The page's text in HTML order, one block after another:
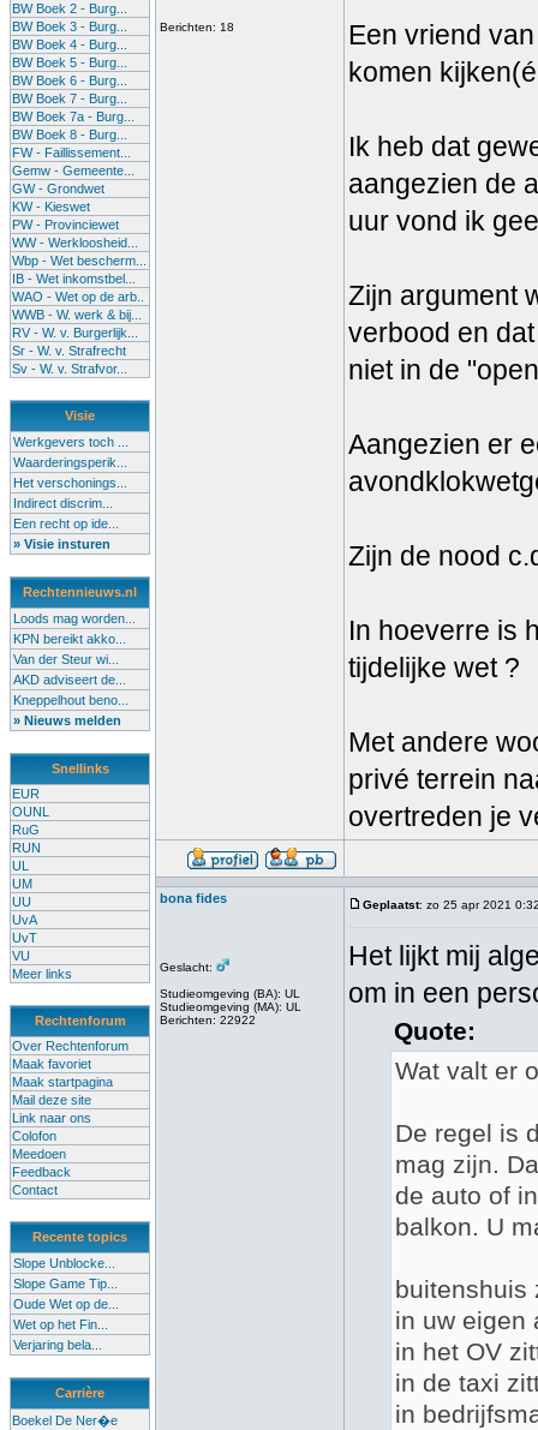
BW Boek 2 - Burg...
BW Boek 3 - Burg...
BW Boek 4 - Burg...
BW Boek 5 - Burg...
BW Boek 6 - Burg...
BW Boek 7 - Burg...
BW Boek 7a - Burg...
BW Boek 8 - Burg...
FW - Faillissement...
Gemw - Gemeente...
GW - Grondwet
KW - Kieswet
PW - Provinciewet
WW - Werkloosheid...
Wbp - Wet bescherm...
IB - Wet inkomstbel...
WAO - Wet op de arb..
WWB - W. werk & bij...
RV - W. v. Burgerlijk...
Sr - W. v. Strafrecht
Sv - W. v. Strafvor...
Visie
Werkgevers toch ...
Waarderingsperik...
Het verschonings...
Indirect discrim...
Een recht op ide...
» Visie insturen
Rechtennieuws.nl
Loods mag worden...
KPN bereikt akko...
Van der Steur wi...
AKD adviseert de...
Kneppelhout beno...
» Nieuws melden
Snellinks
EUR
OUNL
RuG
RUN
UL
UM
UU
UvA
UvT
VU
Meer links
Rechtenforum
Over Rechtenforum
Maak favoriet
Maak startpagina
Mail deze site
Link naar ons
Colofon
Meedoen
Feedback
Contact
Recente topics
Slope Unblocke...
Slope Game Tip...
Oude Wet op de...
Wet op het Fin...
Verjaring bela...
Carrière
Boekel De Ner�e
Berichten: 18
Een vriend
komen
Ik heb dat
aangezien de
uur vond ik
Zijn argument
verbood en
niet in de
Aangezien er
Zijn de nood
In hoeverre is
tijdelijke wet ?
Met andere
privé terrein
overtreden je
bona fides
Geslacht:
Studieomgeving (BA): UL
Studieomgeving (MA): UL
Berichten: 22922
Geplaatst: zo 25 apr 2021
Het lijkt mij
om in een
Quote:
Wat valt er
De regel is
mag zijn.
de auto of
balkon. U
buitenshuis
in uw eigen
in het OV
in de taxi
in